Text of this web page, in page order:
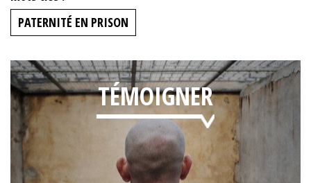
PATERNITÉ EN PRISON
TÉMOIGNER